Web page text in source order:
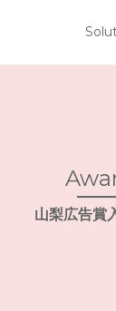
リアント
メイ
コンテン
山梨広告賞